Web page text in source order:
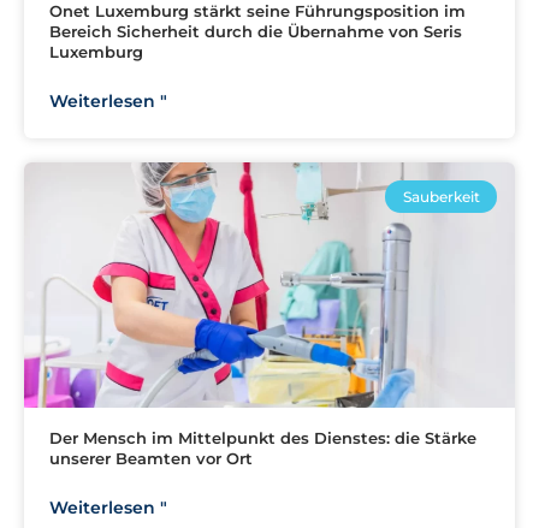
Onet Luxemburg stärkt seine Führungsposition im
Bereich Sicherheit durch die Übernahme von Seris
Luxemburg
Weiterlesen "
Sauberkeit
Der Mensch im Mittelpunkt des Dienstes: die Stärke
unserer Beamten vor Ort
Weiterlesen "